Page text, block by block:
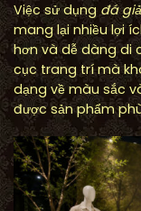
Việc sử dụngđá giả
mang lại nhiều lợi
hơn và dễ dàng di
cục trang trí mà
dạng về màu sắc
được sản phẩm